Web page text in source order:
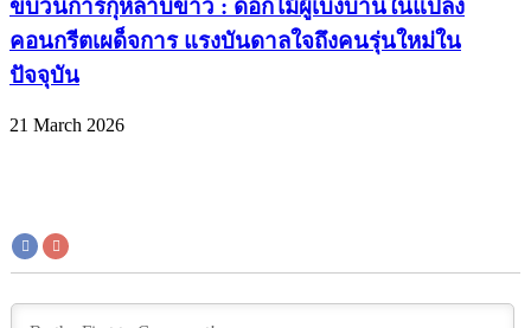
ขบวนการกุหลาบขาว : ดอกไม้ผู้เบ่งบานในแปลง
คอนกรีตเผด็จการ แรงบันดาลใจถึงคนรุ่นใหม่ใน
ปัจจุบัน
21 March 2026